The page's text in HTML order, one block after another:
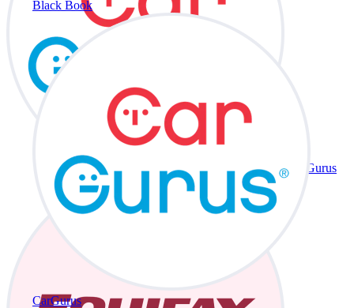
Black Book
CarGurus
CarGurus